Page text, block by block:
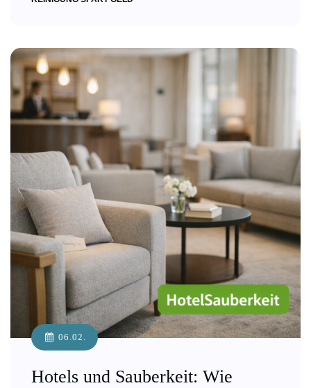
06.02.
Hotels und Sauberkeit: Wie